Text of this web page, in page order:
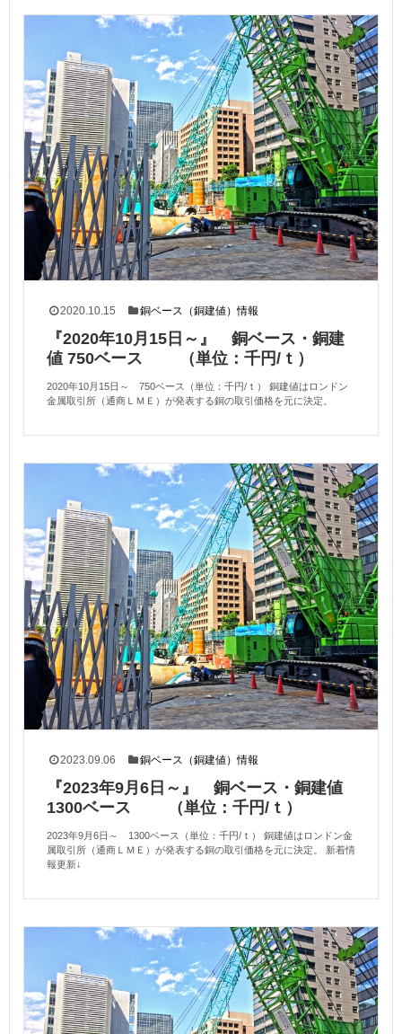
2020.10.15 銅ベース（銅建値）情報
『2020年10月15日～』 銅ベース・銅建
値 750ベース （単位：千円/ｔ）
2020年10月15日～ 750ベース（単位：千円/ｔ） 銅建値はロンドン
金属取引所（通商ＬＭＥ）が発表する銅の取引価格を元に決定。
2023.09.06 銅ベース（銅建値）情報
『2023年9月6日～』 銅ベース・銅建値
1300ベース （単位：千円/ｔ）
2023年9月6日～ 1300ベース（単位：千円/ｔ） 銅建値はロンドン金
属取引所（通商ＬＭＥ）が発表する銅の取引価格を元に決定。 新着情
報更新↓